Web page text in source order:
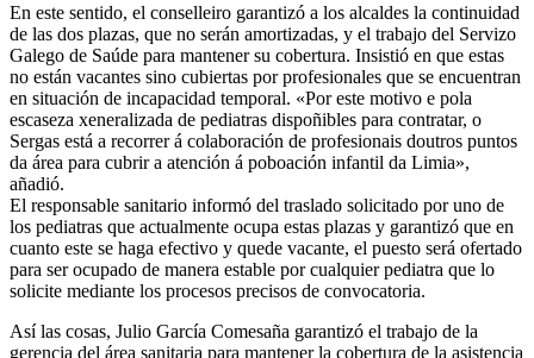
En este sentido, el conselleiro garantizó a los alcaldes la continuidad
de las dos plazas, que no serán amortizadas, y el trabajo del Servizo
Galego de Saúde para mantener su cobertura. Insistió en que estas
no están vacantes sino cubiertas por profesionales que se encuentran
en situación de incapacidad temporal. «Por este motivo e pola
escaseza xeneralizada de pediatras dispoñibles para contratar, o
Sergas está a recorrer á colaboración de profesionais doutros puntos
da área para cubrir a atención á poboación infantil da Limia»,
añadió.
El responsable sanitario informó del traslado solicitado por uno de
los pediatras que actualmente ocupa estas plazas y garantizó que en
cuanto este se haga efectivo y quede vacante, el puesto será ofertado
para ser ocupado de manera estable por cualquier pediatra que lo
solicite mediante los procesos precisos de convocatoria.
Así las cosas, Julio García Comesaña garantizó el trabajo de la
gerencia del área sanitaria para mantener la cobertura de la asistencia